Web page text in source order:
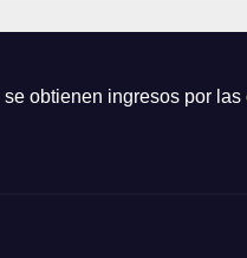
obtienen ingresos por